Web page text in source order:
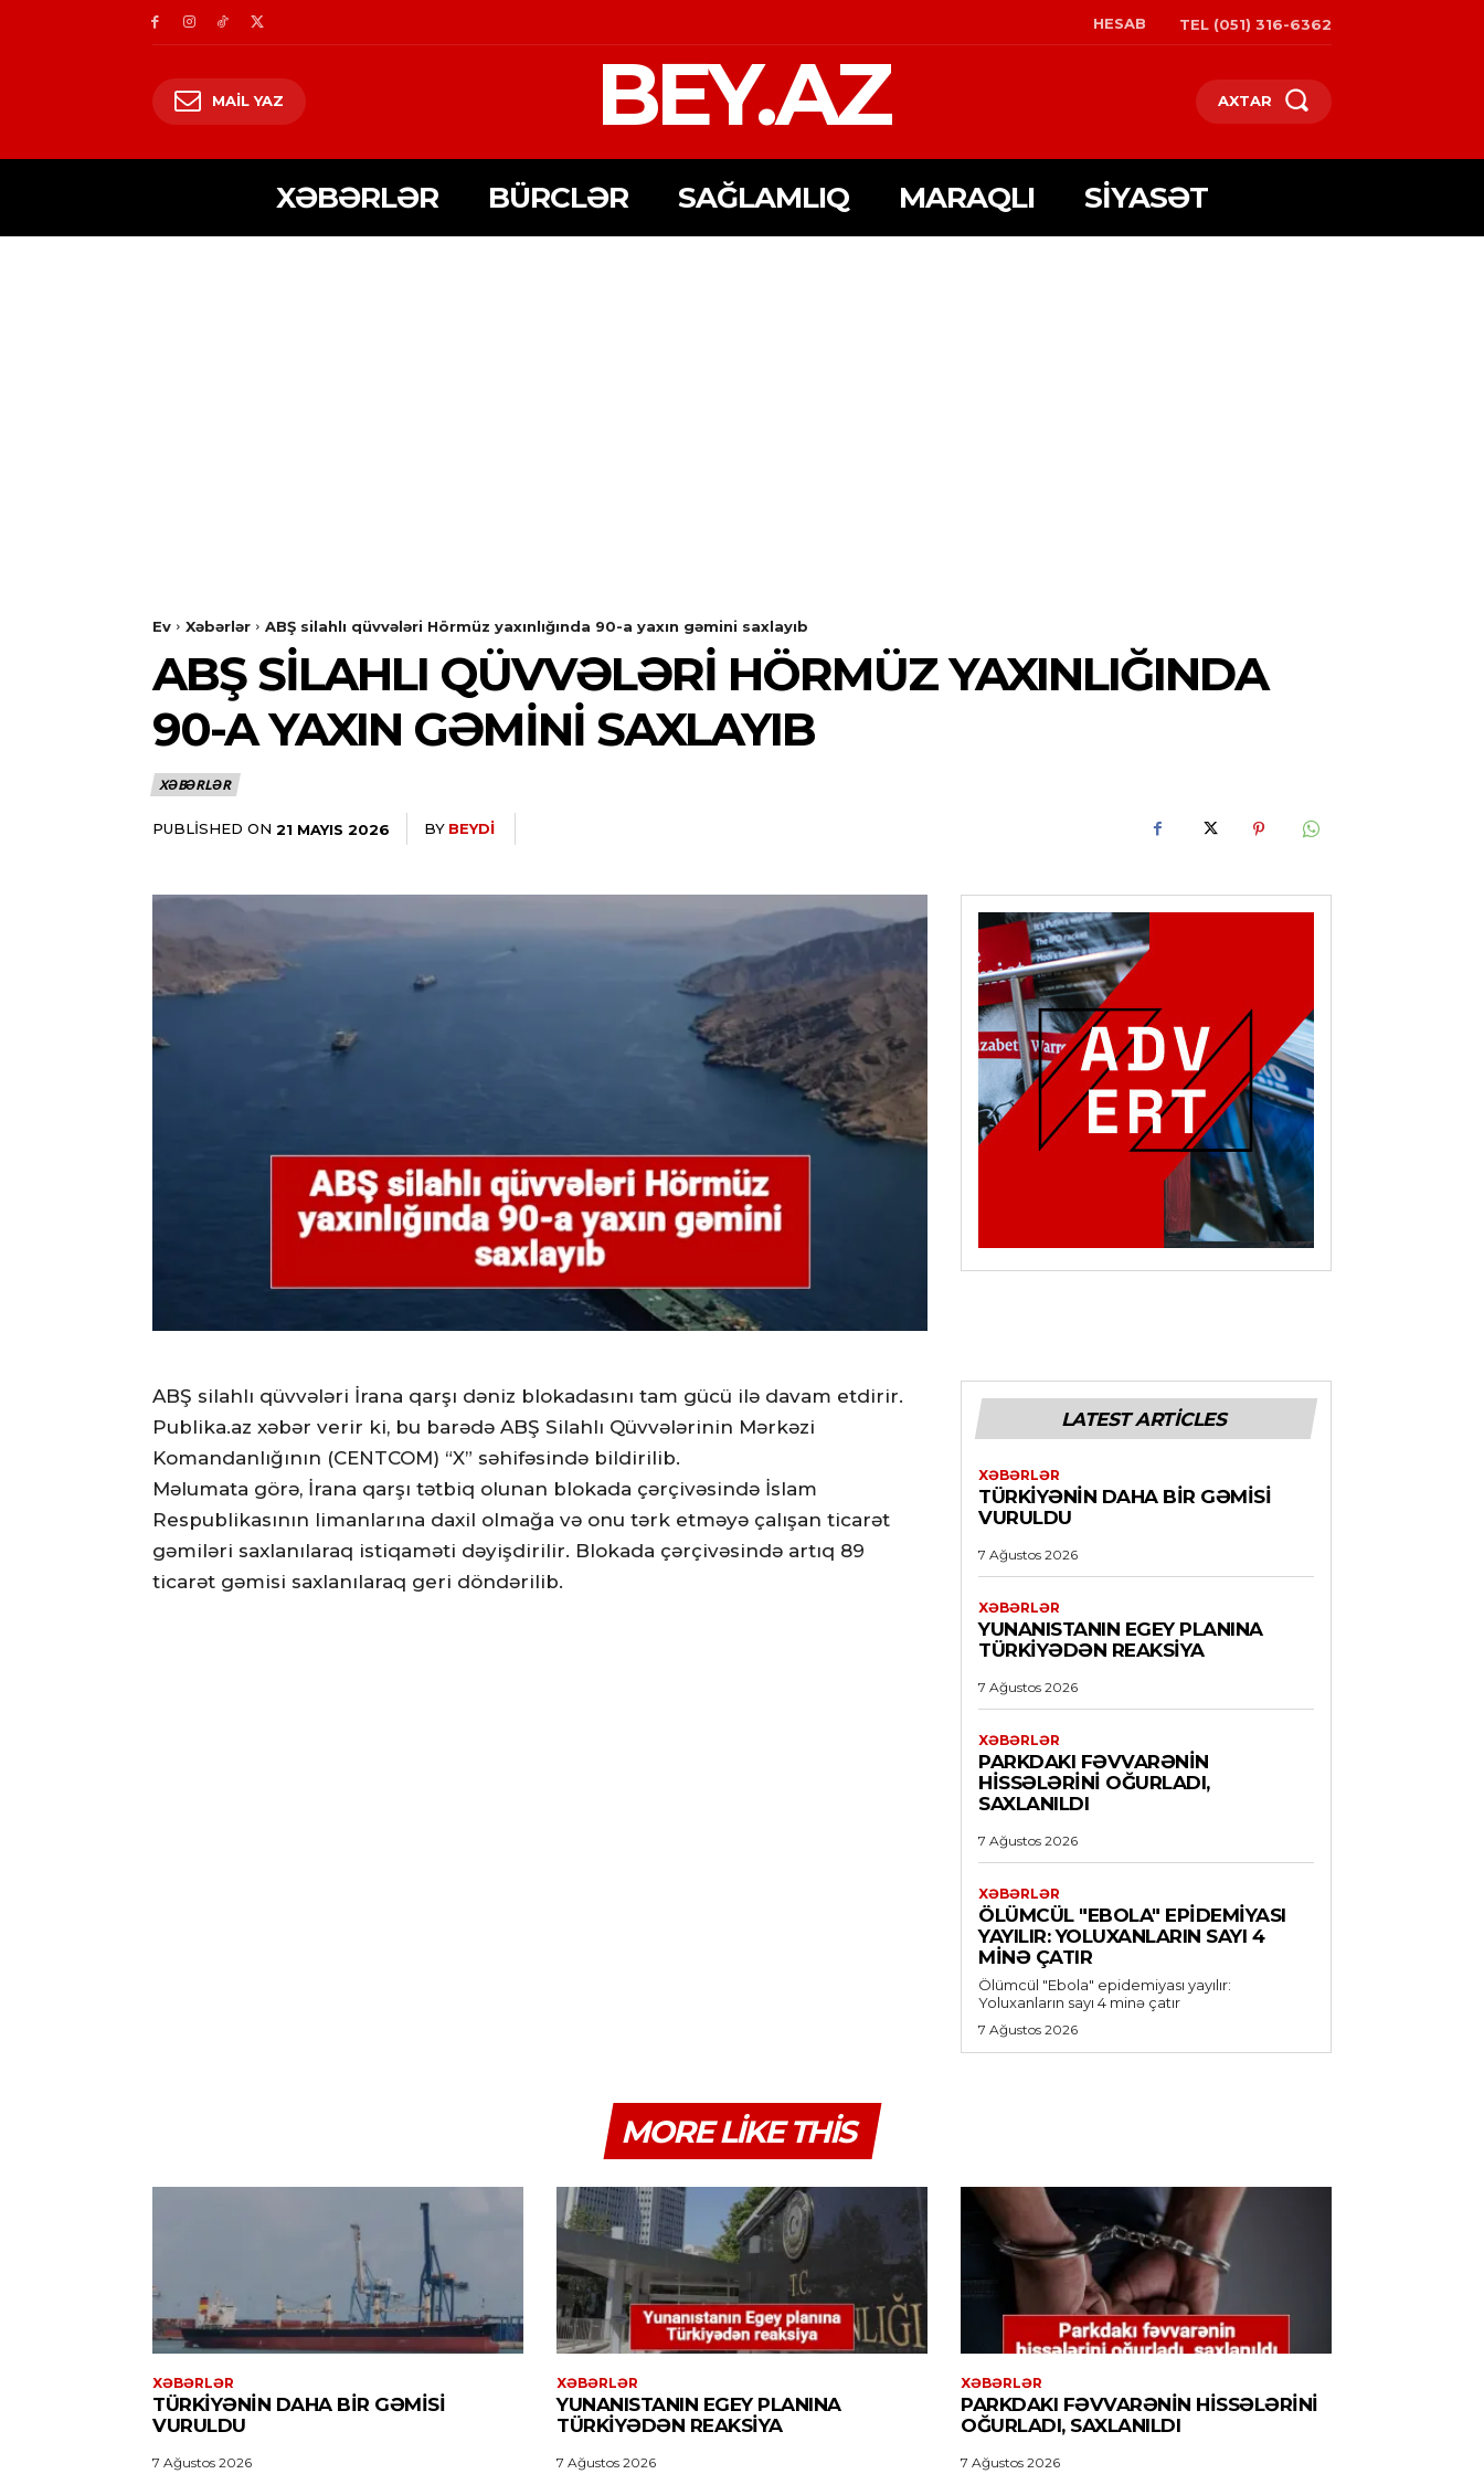
HESAB TEL (051) 316-6362
MAIL YAZ BEY.AZ AXTAR
XƏBƏRLƏR BÜRCLƏR SAĞLAMLIQ MARAQLI SIYASƏT
Ev Xəbərlər ABŞ silahlı qüvvələri Hörmüz yaxınlığında 90-a yaxın gəmini saxlayıb
ABŞ SILAHLI QÜVVƏLƏRI HÖRMÜZ YAXINLIĞINDA
90-A YAXIN GƏMINI SAXLAYIB
XƏBƏRLƏR
PUBLISHED ON 21 MAYIS 2026 BY BEYDI
ABŞ silahlı qüvvələri İrana qarşı dəniz blokadasını tam gücü ilə davam etdirir.
Publika.az xəbər verir ki, bu barədə ABŞ Silahlı Qüvvələrinin Mərkəzi
Komandanlığının (CENTCOM) “X” səhifəsində bildirilib.
Məlumata görə, İrana qarşı tətbiq olunan blokada çərçivəsində İslam
Respublikasının limanlarına daxil olmağa və onu tərk etməyə çalışan ticarət
gəmiləri saxlanılaraq istiqaməti dəyişdirilir. Blokada çərçivəsində artıq 89
ticarət gəmisi saxlanılaraq geri döndərilib.
LATEST ARTICLES
XƏBƏRLƏR
TÜRKIYƏNIN DAHA BIR GƏMISI
VURULDU
7 Ağustos 2026
XƏBƏRLƏR
YUNANISTANIN EGEY PLANINA
TÜRKIYƏDƏN REAKSIYA
7 Ağustos 2026
XƏBƏRLƏR
PARKDAKI FƏVVARƏNIN
HISSƏLƏRINI OĞURLADI,
SAXLANILDI
7 Ağustos 2026
XƏBƏRLƏR
ÖLÜMCÜL "EBOLA" EPIDEMIYASI
YAYILIR: YOLUXANLARIN SAYI 4
MINƏ ÇATIR
Ölümcül "Ebola" epidemiyası yayılır:
Yoluxanların sayı 4 minə çatır
7 Ağustos 2026
MORE LIKE THIS
XƏBƏRLƏR
TÜRKIYƏNIN DAHA BIR GƏMISI
VURULDU
7 Ağustos 2026
XƏBƏRLƏR
YUNANISTANIN EGEY PLANINA
TÜRKIYƏDƏN REAKSIYA
7 Ağustos 2026
XƏBƏRLƏR
PARKDAKI FƏVVARƏNIN HISSƏLƏRINI
OĞURLADI, SAXLANILDI
7 Ağustos 2026